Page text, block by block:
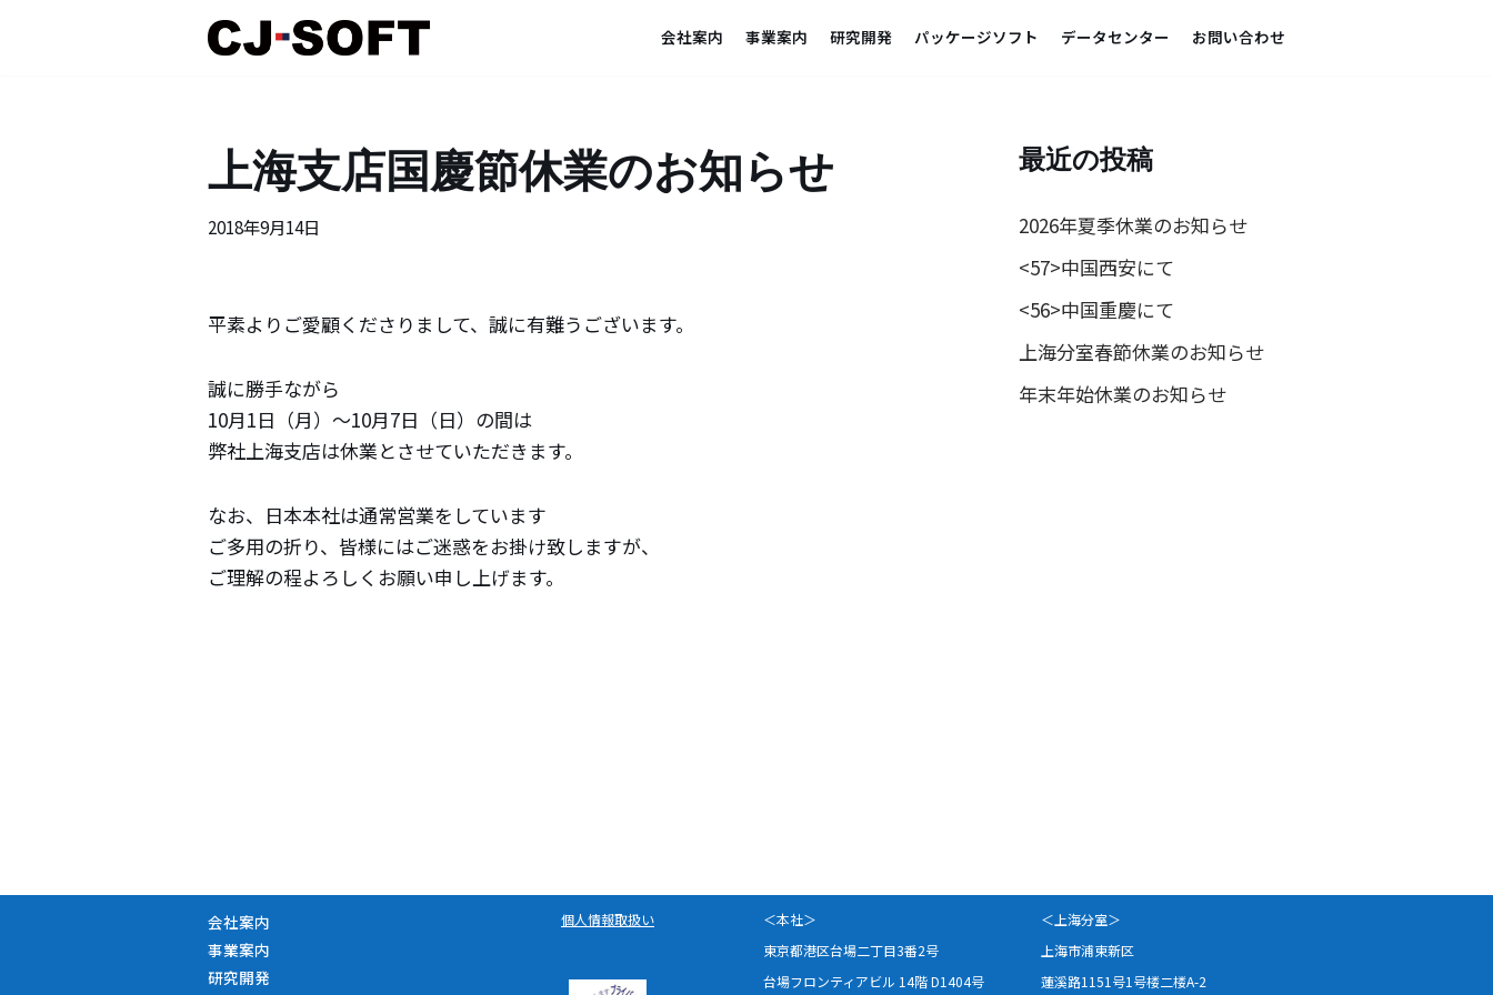
会社案内 事業案内 研究開発 パッケージソフト データセンター お問い合わせ
上海支店国慶節休業のお知らせ
2018年9月14日
平素よりご愛顧くださりまして、誠に有難うございます。
誠に勝手ながら
10月1日（月）〜10月7日（日）の間は
弊社上海支店は休業とさせていただきます。
なお、日本本社は通常営業をしています
ご多用の折り、皆様にはご迷惑をお掛け致しますが、
ご理解の程よろしくお願い申し上げます。
最近の投稿
2026年夏季休業のお知らせ
<57>中国西安にて
<56>中国重慶にて
上海分室春節休業のお知らせ
年末年始休業のお知らせ
会社案内
事業案内
研究開発
個人情報取扱い
＜本社＞
東京都港区台場二丁目3番2号
台場フロンティアビル 14階 D1404号
＜上海分室＞
上海市浦東新区
蓮溪路1151号1号楼二楼A-2